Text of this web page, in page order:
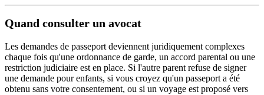
Quand consulter un avocat
Les demandes de passeport deviennent juridiquement complexes
chaque fois qu'une ordonnance de garde, un accord parental ou une
restriction judiciaire est en place. Si l'autre parent refuse de signer
une demande pour enfants, si vous croyez qu'un passeport a été
obtenu sans votre consentement, ou si un voyage est proposé vers